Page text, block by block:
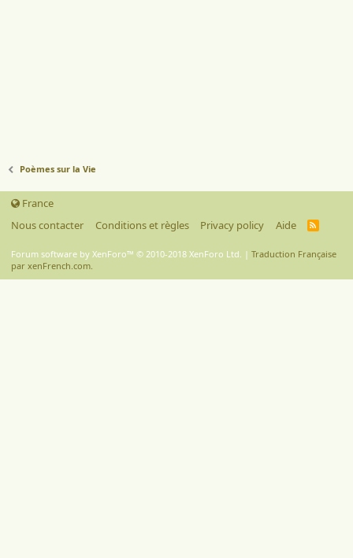
Poèmes sur la Vie
France
Nous contacter
Conditions et règles Privacy policy Aide
R
Forum software by XenForo™ © 2010-2018 XenForo Ltd. | Traduction Française
par xenFrench.com.